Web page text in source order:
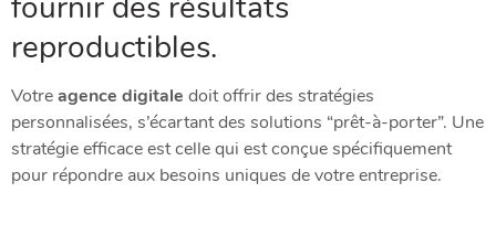
reproductibles.
Votreagence digitale doit offrir des stratégies
personnalisées, s’écartant des solutions “prêt-à-porter”. Une
stratégie efficace est celle qui est conçue spécifiquement
pour répondre aux besoins uniques de votre entreprise.